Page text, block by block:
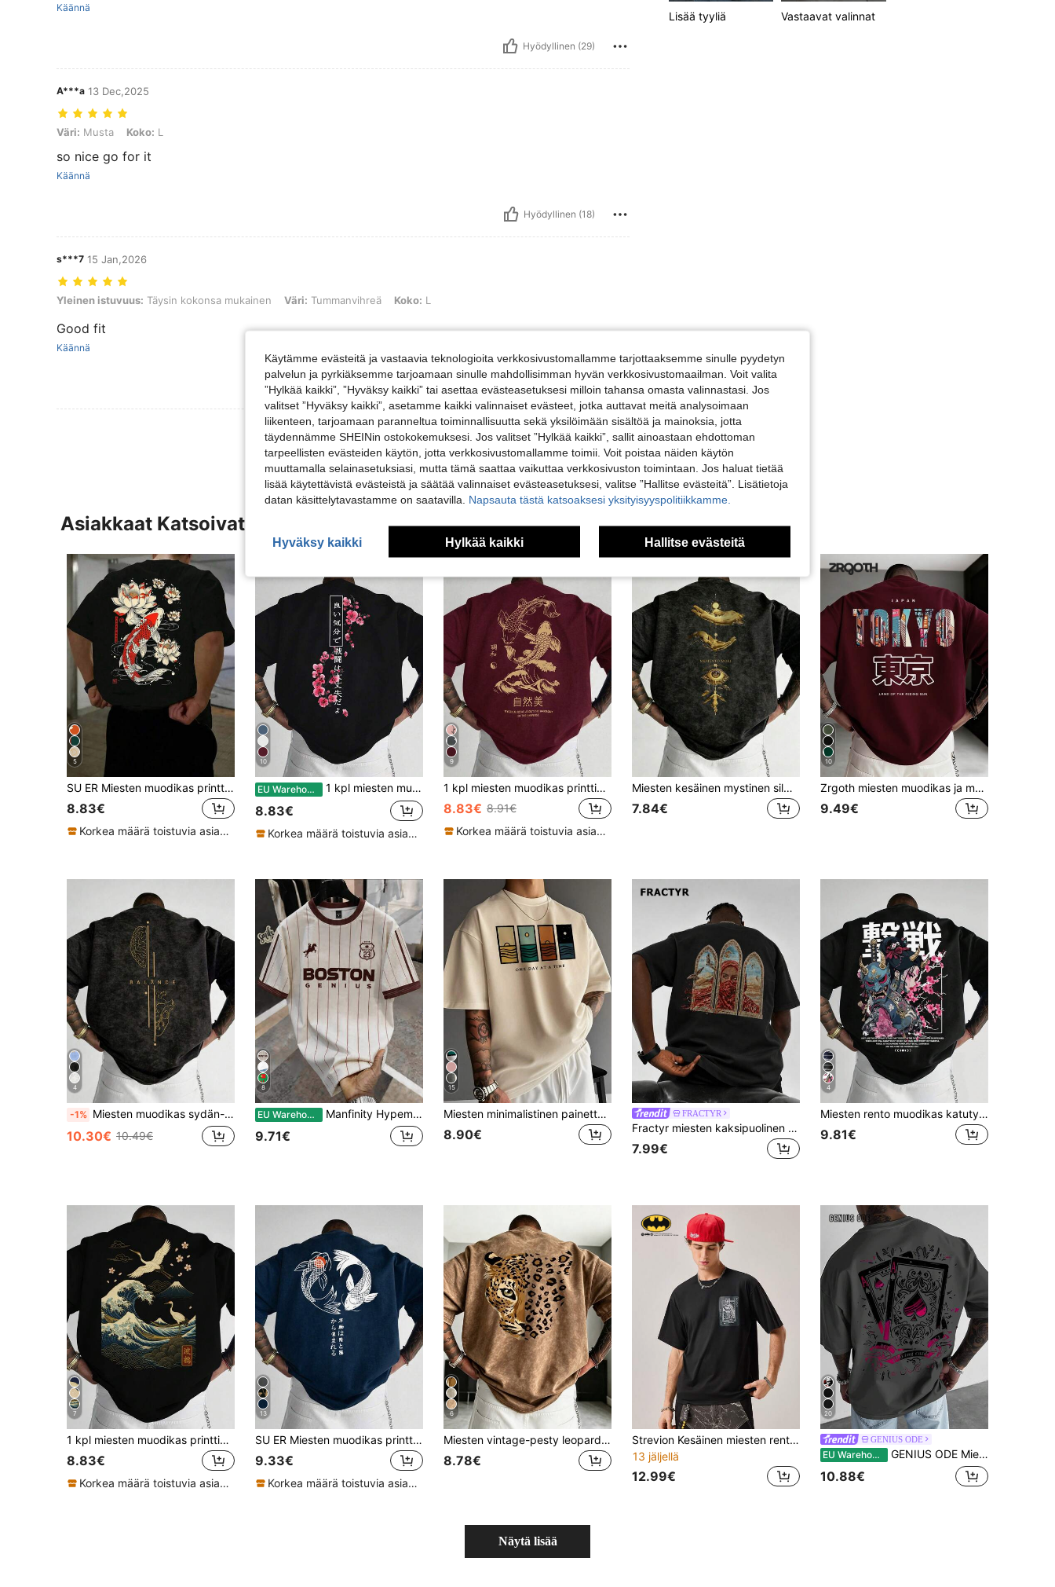
Käännä
Hyödyllinen (29)
A***a 13 Dec,2025
Väri: Musta, Koko: L
Väri: Musta Koko: L
so nice go for it
Käännä
Hyödyllinen (18)
s***7 15 Jan,2026
Yleinen istuvuus: Täysin kokonsa mukainen, Väri: Tummanvihreä, Koko: L
Yleinen istuvuus: Täysin kokonsa mukainen Väri: Tummanvihreä Koko: L
Good fit
Käännä
Hyödyllinen (4)
Näytä Lisää Arvosteluja
Lisää tyyliä Vastaavat valinnat
Asiakkaat Katsoivat Myös
5
SU ER Miesten muodikas printtikuvioinen väljä lyhythihainen T-paita | Hienostunut muotoilu | Kesän välttämättömyys | Helppo yhdistää, esittelee tyyliäsi
8.83€
Korkea määrä toistuvia asiakkaita
10
EU Warehouse 1 kpl miesten muodikas printtikuvioinen väljä istuvuus lyhythihainen T-paita | Hienostunut muotoilu | Kesän välttämättömyys | Helppo yhdistää, esittele tyyliäsi
8.83€
Korkea määrä toistuvia asiakkaita
9
1 kpl miesten muodikas printtikuvioinen väljä istuvuus lyhythihainen T-paita | Hienostunut muotoilu | Kesän välttämättömyys | Helppo yhdistää, esittelee tyyliäsi
8.83€ 8.91€
Korkea määrä toistuvia asiakkaita
Miesten kesäinen mystinen silmä kultaprintti edessä ja takana, lyhythihainen vintage-tyylinen acid wash street casual -toppi
7.84€
10
Zrgoth miesten muodikas ja monipuolinen "TOKYO"-englantilainen iskulause ja Tokion elementtikuvioinen lyhythihainen t-paita
9.49€
4
-1% Miesten muodikas sydän- ja aivotasapainoviiva- ja lumihiutalekuvioinen pyöreäkauluksinen lyhythihainen t-paita, monipuolinen kesäksi
10.30€ 10.49€
8
EU Warehouse Manfinity Hypemode Miesten kirjain- ja raitakuvioinen pyöreä kaula-aukkoinen lyhythihainen rento t-paita
9.71€
15
Miesten minimalistinen painettu lyhythihainen T-paita | Muodin kärjessä, streetwear
8.90€
FRACTYR
Fractyr miesten kaksipuolinen painettu väljä T-paita, goottilainen kirkon ikkuna -taidepainettu T-paita, vintage-tyylinen Lähi-idän mystinen muotokuvakuvioinen yläosa, pehmeä lyhythihainen pyöreäkauluksinen paita, sopii punk-katutyyliin
7.99€
4
Miesten rento muodikas katutyylinen arkikäyttöön tarkoitettu japanilainen animehahmokuvioinen slogan-painatus, mukava lyhythihainen t-paita, kesä
9.81€
7
1 kpl miesten muodikas printtikuvioinen väljä istuvuus lyhythihainen T-paita | Hienostunut muotoilu | Kesän ehdoton lisä | Helppo yhdistää, esittelee tyyliäsi
8.83€
Korkea määrä toistuvia asiakkaita
13
SU ER Miesten muodikas printtikuvioinen väljä lyhythihainen T-paita | Hienostunut muotoilu | Kesän välttämättömyys | Helppo yhdistää, esittelee tyyliäsi
9.33€
Korkea määrä toistuvia asiakkaita
6
Miesten vintage-pesty leopardikuosinen lyhythihainen T-paita, retroinen street style -arkipäiväpaita, hengittävä neulosmateriaali, regular fit, pyöreä pääntie
8.78€
Strevion Kesäinen miesten rento katuhenkinen monikäyttöinen "BATMAN" IP -sarjan lyhythihainen T-paita
13 jäljellä
12.99€
20
GENIUS ODE
EU Warehouse GENIUS ODE Miesten rento korttikuvioinen lyhythihainen T-paita, kesä
10.88€
Näytä lisää
Käytämme evästeitä ja vastaavia teknologioita verkkosivustomallamme tarjottaaksemme sinulle pyydetyn
palvelun ja pyrkiäksemme tarjoamaan sinulle mahdollisimman hyvän verkkosivustomaailman. Voit valita
”Hylkää kaikki”, ”Hyväksy kaikki” tai asettaa evästeasetuksesi milloin tahansa omasta valinnastasi. Jos
valitset ”Hyväksy kaikki”, asetamme kaikki valinnaiset evästeet, jotka auttavat meitä analysoimaan
liikenteen, tarjoamaan paranneltua toiminnallisuutta sekä yksilöimään sisältöä ja mainoksia, jotta
täydennämme SHEINin ostokokemuksesi. Jos valitset ”Hylkää kaikki”, sallit ainoastaan ehdottoman
tarpeellisten evästeiden käytön, jotta verkkosivustomallamme toimii. Voit poistaa näiden käytön
muuttamalla selainasetuksiasi, mutta tämä saattaa vaikuttaa verkkosivuston toimintaan. Jos haluat tietää
lisää käytettävistä evästeistä ja säätää valinnaiset evästeasetuksesi, valitse ”Hallitse evästeitä”. Lisätietoja
datan käsittelytavastamme on saatavilla. Napsauta tästä katsoaksesi yksityisyyspolitiikkamme.
Hyväksy kaikki Hylkää kaikki Hallitse evästeitä